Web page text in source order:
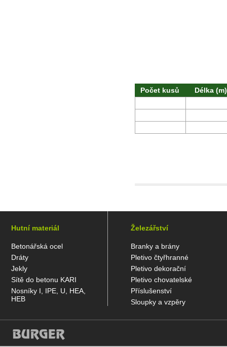
Počet kusů Délka (m)
Hutní materiál
Betonářská ocel
Dráty
Jekly
Sítě do betonu KARI
Nosníky I, IPE, U, HEA,
HEB
Železářství
Branky a brány
Pletivo čtyřhranné
Pletivo dekorační
Pletivo chovatelské
Příslušenství
Sloupky a vzpěry